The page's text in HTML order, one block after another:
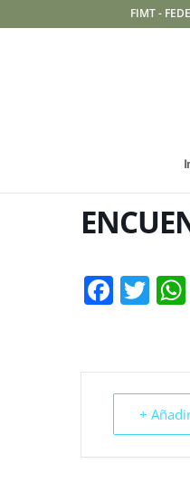
FIMT -
+